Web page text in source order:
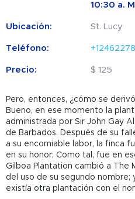
10:30 a.
Ubicación: St. Lucy
Teléfono:
Precio: $ 125
Pero, entonces, ¿cómo se
Bueno, en ese momento la
administrada por Sir John Gay
de Barbados. Después de su
a su encomiable labor, la finca
en su honor; Como tal, fue en
Gilboa Plantation cambió a The
del uso de su segundo
existía otra plantación con el